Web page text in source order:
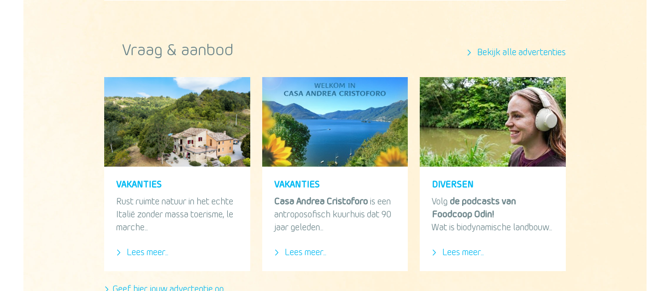
Vraag & aanbod Bekijk alle advertenties
VAKANTIES
Rust ruimte natuur in het echte
Italië zonder massa toerisme, le
marche...
Lees meer...
VAKANTIES
Casa Andrea Cristoforois een
antroposofisch kuurhuis dat 90
jaar geleden...
Lees meer...
DIVERSEN
Volg de podcasts van
Foodcoop Odin!
Wat is biodynamische landbouw...
Lees meer...